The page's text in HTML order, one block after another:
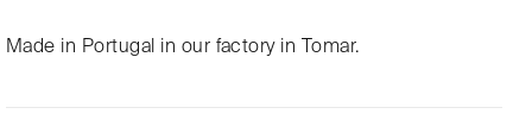
Made in Portugal in our factory in Tomar.